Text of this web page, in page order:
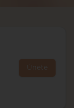
Únete